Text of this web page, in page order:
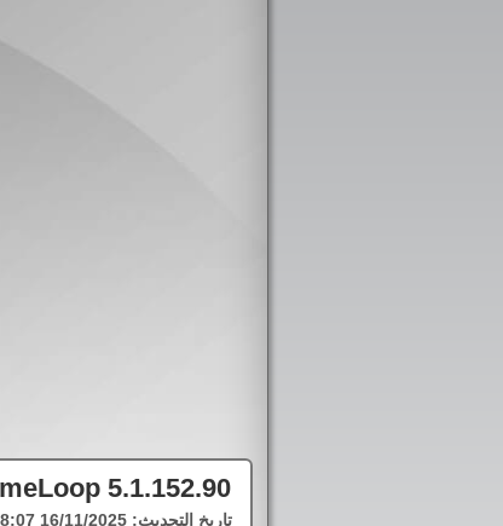
5.1.152.90
تاريخ التحديث:16/11/2025 08:07 PM